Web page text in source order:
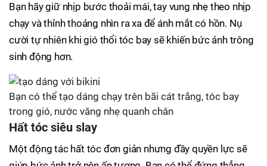
Bạn hãy giữ nhịp bước thoải mái, tay vung nhẹ theo nhịp
chạy và thỉnh thoảng nhìn ra xa để ánh mắt có hồn. Nụ
cười tự nhiên khi gió thổi tóc bay sẽ khiến bức ảnh trông
sinh động hơn.
Bạn có thể tạo dáng chạy trên bãi cát trắng, tóc bay
trong gió, nước văng nhẹ quanh chân
Hất tóc siêu slay
Một động tác hất tóc đơn giản nhưng đầy quyền lực sẽ